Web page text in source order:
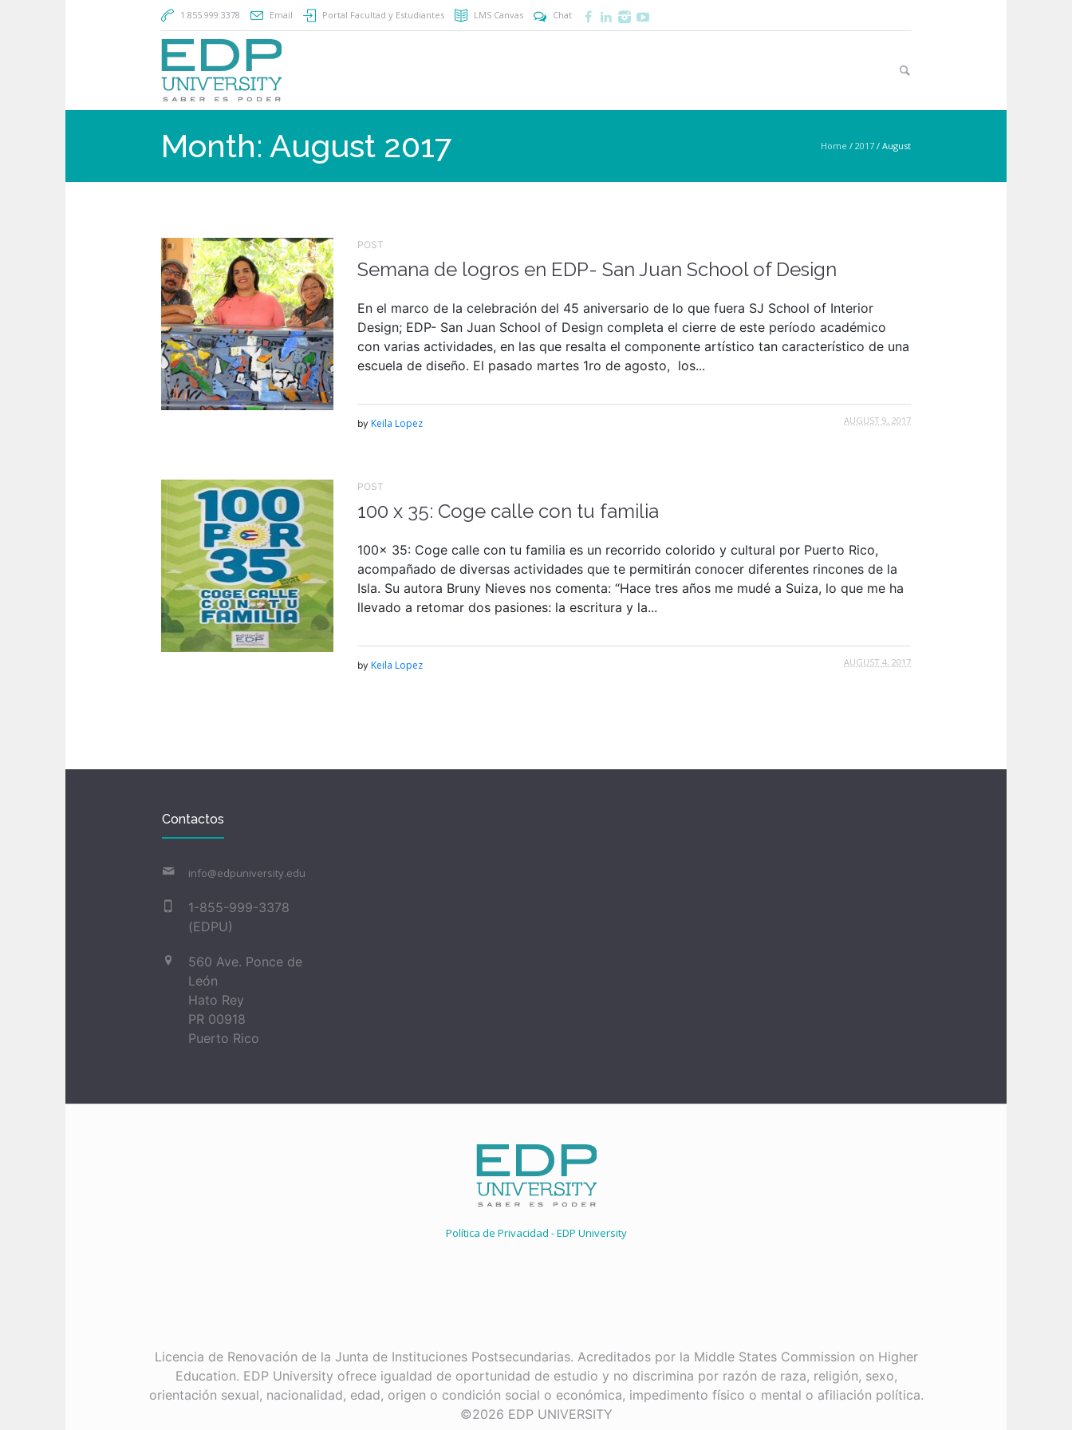
1.855.999.3378 Email Portal Facultad y Estudiantes LMS Canvas Chat
Month: August 2017 Home / 2017 / August
POST
Semana de logros en EDP- San Juan School of Design
En el marco de la celebración del 45 aniversario de lo que fuera SJ School of Interior
Design; EDP- San Juan School of Design completa el cierre de este período académico
con varias actividades, en las que resalta el componente artístico tan característico de una
escuela de diseño. El pasado martes 1ro de agosto, los...
AUGUST 9, 2017
byKeila Lopez
POST
100 x 35: Coge calle con tu familia
100x 35: Coge calle con tu familia es un recorrido colorido y cultural por Puerto Rico,
acompañado de diversas actividades que te permitirán conocer diferentes rincones de la
Isla. Su autora Bruny Nieves nos comenta: “Hace tres años me mudé a Suiza, lo que me ha
llevado a retomar dos pasiones: la escritura y la...
AUGUST 4, 2017
byKeila Lopez
Contactos
info@edpuniversity.edu
1-855-999-3378
(EDPU)
560 Ave. Ponce de
León
Hato Rey
PR 00918
Puerto Rico
Política de Privacidad - EDP University
Licencia de Renovación de la Junta de Instituciones Postsecundarias. Acreditados por la Middle States Commission on Higher
Education. EDP University ofrece igualdad de oportunidad de estudio y no discrimina por razón de raza, religión, sexo,
orientación sexual, nacionalidad, edad, origen o condición social o económica, impedimento físico o mental o afiliación política.
©2026 EDP UNIVERSITY